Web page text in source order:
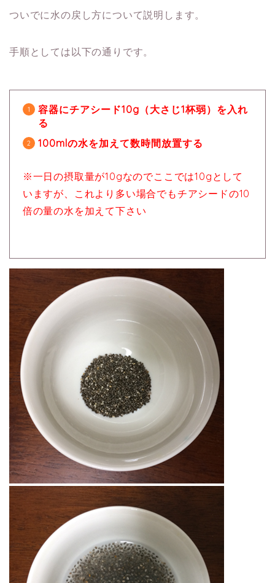
ついでに水の戻し方について説明します。
手順としては以下の通りです。
容器にチアシード10g（大さじ1杯弱）を入れ
る
100mlの水を加えて数時間放置する
※一日の摂取量が10gなのでここでは10gとして
いますが、これより多い場合でもチアシードの10
倍の量の水を加えて下さい